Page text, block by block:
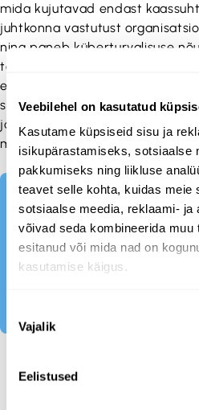
Veebilehel on kasutatud
Kasutame küpsiseid sisu ja
isikupärastamiseks, sotsiaalse
pakkumiseks ning liikluse
teavet selle kohta, kuidas meie
sotsiaalse meedia, reklaami- ja
võivad seda kombineerida muu
esitanud või mida nad on
kasutamise käigus.
valik
Vajalik
Eelistused
mida kujutavad endast
juhtkonna vastutust
ning paneb küberturvalisuse
tagamiseks individuaalse
ettevõtte juhatusele ja
suhtes võidakse kohaldada
ja nende täitmata jätmise korral
märkimisväärseid trahve.
Kui soovite selle
teada saada, vaadake
https://industrialcyber.co/
and-compliance/securing-